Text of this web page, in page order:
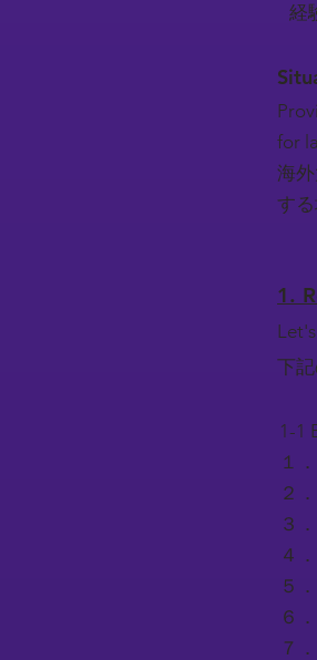
経
for
海
する
1.
下
1-1
１
２
３
４
５
６
７